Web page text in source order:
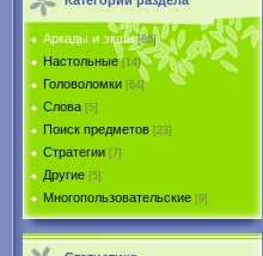
Аркады и экшн [86]
Настольные [14]
Головоломки [64]
Слова [5]
Поиск предметов [23]
Стратегии [7]
Другие [5]
Многопользовательские [9]